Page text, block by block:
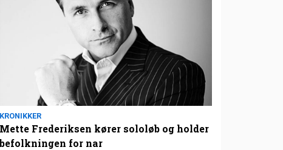
KRONIKKER
Mette Frederiksen kører sololøb og holder
befolkningen for nar